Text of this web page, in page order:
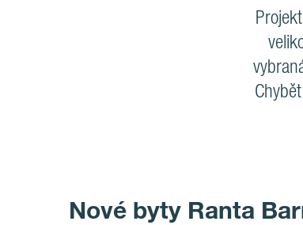
Nové byty Ranta